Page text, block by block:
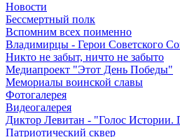
Новости
Бессмертный полк
Вспомним всех поименно
Владимирцы - Герои Советского
Никто не забыт, ничто не забыто
Медиапроект "Этот День Победы"
Мемориалы воинской славы
Фотогалерея
Видеогалерея
Диктор Левитан - "Голос Истории.
Патриотический сквер